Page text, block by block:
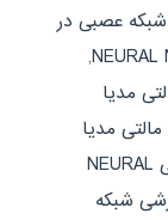
عصبی در
,
مدیا
مدیا
بهترین فیلم آموزشی NEURAL
شبکه